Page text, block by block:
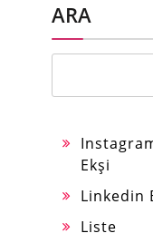
ARA
Ekşi
Linkedin
Liste